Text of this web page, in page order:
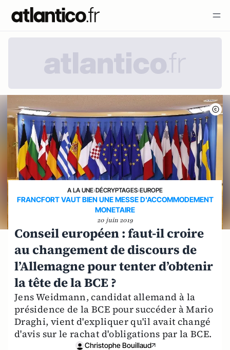
A LA UNE›DÉCRYPTAGES›EUROPE
FRANCFORT VAUT BIEN UNE MESSE D'ACCOMMODEMENT
MONETAIRE
20 juin 2019
Conseil européen : faut-il croire
au changement de discours de
l’Allemagne pour tenter d’obtenir
la tête de la BCE ?
Jens Weidmann, candidat allemand à la
présidence de la BCE pour succéder à Mario
Draghi, vient d'expliquer qu'il avait changé
d'avis sur le rachat d'obligations par la BCE.
Christophe Bouillaud